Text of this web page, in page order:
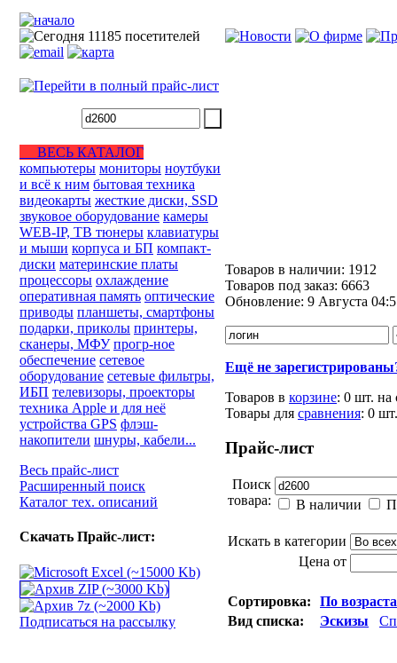
ВЕСЬ КАТАЛОГ
компьютеры мониторы ноутбуки
и всё к ним бытовая техника
видеокарты жесткие диски, SSD
звуковое оборудование камеры
WEB-IP, ТВ тюнеры клавиатуры
и мыши корпуса и БП компакт-
диски материнские платы
процессоры охлаждение
оперативная память оптические
приводы планшеты, смартфоны
подарки, приколы принтеры,
сканеры, МФУ прогр-ное
обеспечение сетевое
оборудование сетевые фильтры,
ИБП телевизоры, проекторы
техника Apple и для неё
устройства GPS флэш-
накопители шнуры, кабели...
Весь прайс-лист
Расширенный поиск
Каталог тех. описаний
Скачать Прайс-лист:
Подписаться на рассылку
Товаров в наличии: 1912
Товаров под заказ: 6663
Обновление: 9 Августа
Ещё не
Товаров в корзине: 0 шт. на
Товары для сравнения: 0 шт.
Прайс-лист
Поиск
товара:
В наличии
Искать в категории
Цена от
Сортировка:
По
Вид списка:
Эскизы